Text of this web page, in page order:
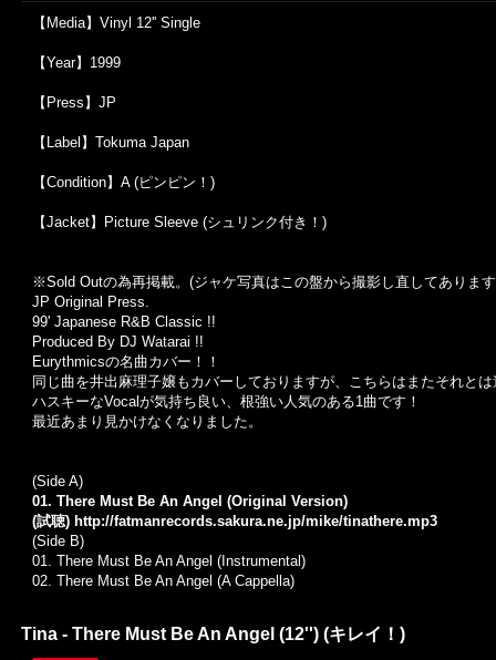
【Media】Vinyl 12'' Single
【Year】1999
【Press】JP
【Label】Tokuma Japan
【Condition】A (ピンピン！)
【Jacket】Picture Sleeve (シュリンク付き！)
※Sold Outの為再掲載。 (ジャケ写真はこの盤から撮影し直してありま
JP Original Press.
99' Japanese R&B Classic !!
Produced By DJ Watarai !!
Eurythmicsの名曲カバー！！
同じ曲を井出麻理子嬢もカバーしておりますが、こちらはまたそれと
ハスキーなVocalが気持ち良い、根強い人気のある1曲です！
最近あまり見かけなくなりました。
(Side A)
01. There Must Be An Angel (Original Version)
(試聴) http://fatmanrecords.sakura.ne.jp/mike/tinathere.mp3
(Side B)
01. There Must Be An Angel (Instrumental)
02. There Must Be An Angel (A Cappella)
Tina - There Must Be An Angel (12'') (キレイ！)